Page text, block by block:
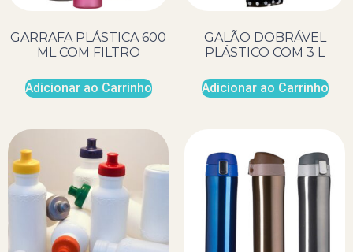
GARRAFA PLÁSTICA 600
ML COM FILTRO
Adicionar ao Carrinho
GALÃO DOBRÁVEL
PLÁSTICO COM 3 L
Adicionar ao Carrinho